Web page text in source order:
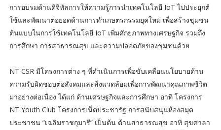
การอบรมด้านดิจิทัลการให้ความรู้การนำเทคโนโลยี IoT ไปประยุกต์
ใช้และพัฒนาต่อยอดด้านการทำเกษตรกรรมยุคใหม่ เพื่อสร้างชุมชน
ต้นแบบในการใช้เทคโนโลยี IoT เพิ่มศักยภาพทางเศรษฐกิจ รวมถึง
การศึกษา การสาธารณสุข และความปลอดภัยของชุมชนด้วย
NT CSR มีโครงการต่าง ๆ ที่ดำเนินการเพื่อขับเคลื่อนนโยบายด้าน
ความรับผิดชอบต่อสังคมและสิ่งแวดล้อมเพื่อการพัฒนาคุณภาพชีวิต
มาอย่างต่อเนื่อง ได้แก่ ด้านเศรษฐกิจและการศึกษา อาทิ โครงการ
NT Youth Club โครงการเน็ตประชารัฐ การสนับสนุนห้องสมุด
ประชาชน “เฉลิมราชกุมารี” เป็นต้น ด้านสาธารณสุข อาทิ สุขศาลา